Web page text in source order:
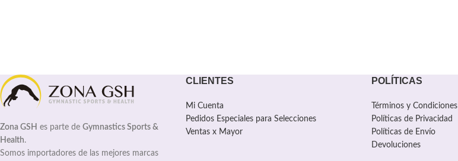
Zona GSH es parte de Gymnastics Sports &
Health.
Somos importadores de las mejores marcas
CLIENTES
Mi Cuenta
Pedidos Especiales para Selecciones
Ventas x Mayor
POLÍTICAS
Términos y Condiciones
Políticas de Privacidad
Políticas de Envío
Devoluciones